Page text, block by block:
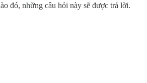
đó, những câu hỏi này sẽ được trả lời.